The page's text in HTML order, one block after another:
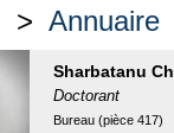
> Annuaire
Sharbatanu
Doctorant
Bureau (pièce 417)